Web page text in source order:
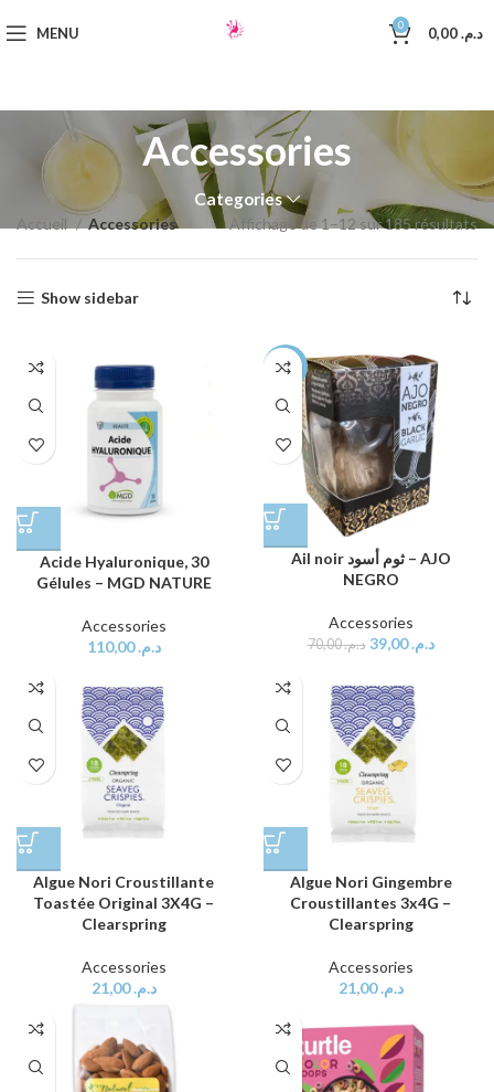
MENU 0 د.م.
Accessories
Categories
Accueil Accessories Affichage de 1–12 sur 185 résultats
Show sidebar
Acide Hyaluronique, 30
Gélules – MGD NATURE
Accessories
د.م.110,00
-44%
Ail noir ثوم أسود – AJO
NEGRO
Accessories
د.م.70,00 د.م.39,00
Algue Nori Croustillante
Toastée Original 3X4G –
Clearspring
Accessories
د.م.21,00
Algue Nori Gingembre
Croustillantes 3x4G –
Clearspring
Accessories
د.م.21,00